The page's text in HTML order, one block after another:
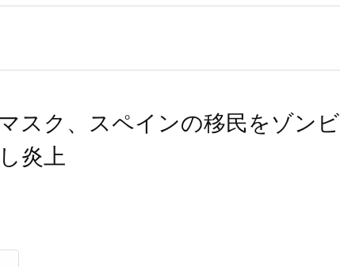
スク、スペインの移民をゾンビ
炎上